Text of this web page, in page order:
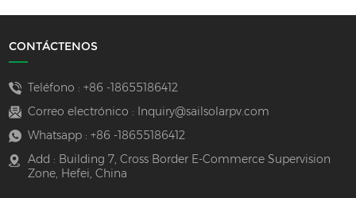
CONTÁCTENOS
Teléfono : +86 -18655186412
Correo electrónico :
Inquiry@sailsolarpv.com
Whatsapp : +86 -18655186412
Add : Building 7, Cross Border E-Commerce Supervision
Zone, Hefei, China